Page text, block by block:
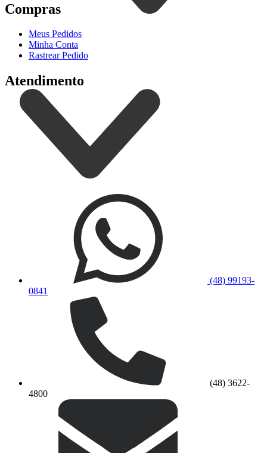
Compras
Meus Pedidos
Minha Conta
Rastrear Pedido
Atendimento
(48) 99193-
0841
(48) 3622-
4800